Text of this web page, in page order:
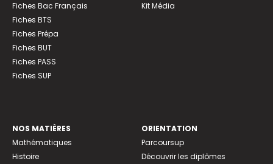
Fiches Bac Français
Fiches BTS
Fiches Prépa
Fiches BUT
Fiches PASS
Fiches SUP
Kit Média
NOS MATIÈRES
Mathématiques
Histoire
ORIENTATION
Parcoursup
Découvrir les diplômes